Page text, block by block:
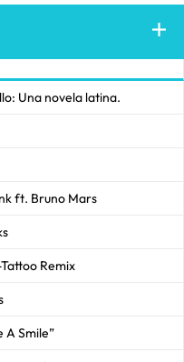
Una novela latina.
ft. Bruno Mars
Remix
A Smile”